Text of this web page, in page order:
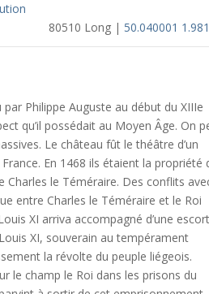
80510 Long | 50.040001
Philippe Auguste au début du XIIIe
qu’il possédait au Moyen Âge. On
Le château fût le théâtre d’un
En 1468 ils étaient la propriété
Charles le Téméraire. Des conflits
entre Charles le Téméraire et le Roi
XI arriva accompagné d’une
XI, souverain au tempérament
la révolte du peuple liégeois.
le champ le Roi dans les prisons du